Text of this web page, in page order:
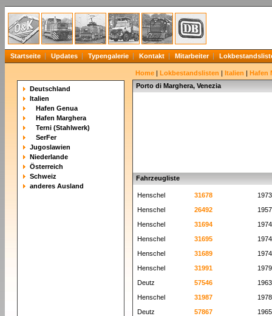
Startseite Updates Typengalerie Kontakt Mitarbeiter
Deutschland
Italien
Hafen Genua
Hafen Marghera
Terni (Stahlwerk)
SerFer
Jugoslawien
Niederlande
Österreich
Schweiz
anderes Ausland
Home | Lokbestandslisten | Italien | Hafen
Porto di Marghera, Venezia
Fahrzeugliste
Henschel 31678
1973
Henschel
26492
1957
Henschel
31694
1974
Henschel
31695
1974
Henschel
31689
1974
Henschel
31991
1979
Deutz
57546
1963
Henschel
31987
1978
Deutz
57867 1965